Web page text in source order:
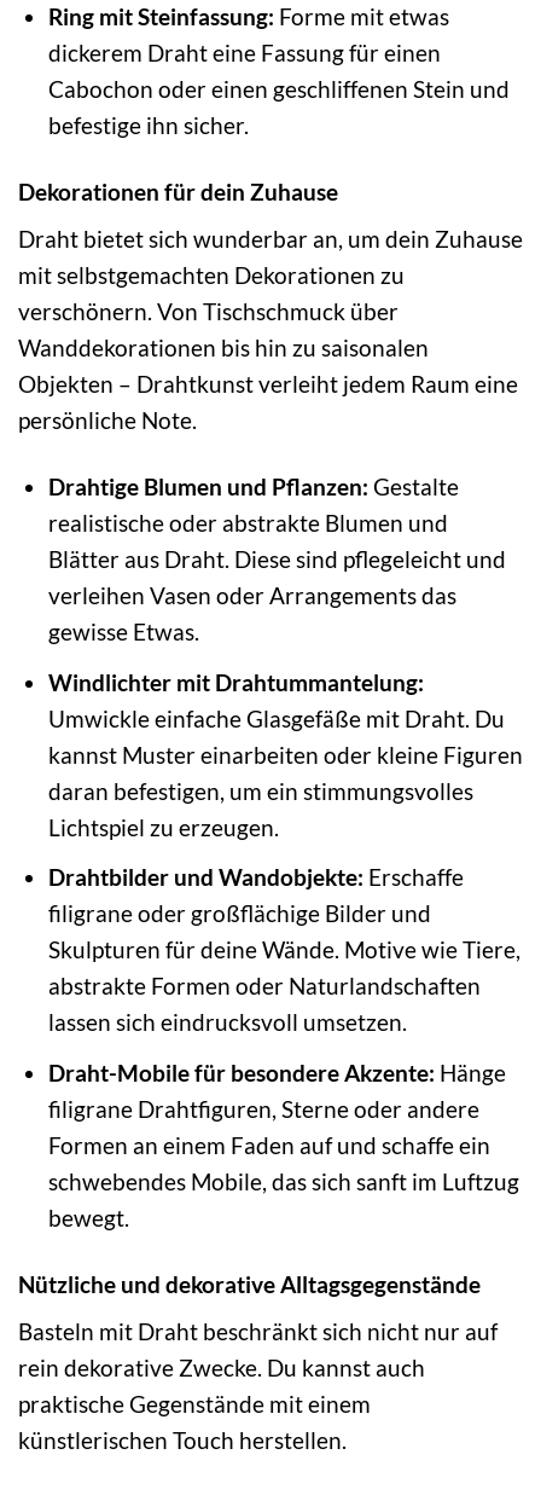
Ring mit Steinfassung: Forme mit etwas
dickerem Draht eine Fassung für einen
Cabochon oder einen geschliffenen Stein und
befestige ihn sicher.
Dekorationen für dein Zuhause
Draht bietet sich wunderbar an, um dein Zuhause
mit selbstgemachten Dekorationen zu
verschönern. Von Tischschmuck über
Wanddekorationen bis hin zu saisonalen
Objekten – Drahtkunst verleiht jedem Raum eine
persönliche Note.
Drahtige Blumen und Pflanzen: Gestalte
realistische oder abstrakte Blumen und
Blätter aus Draht. Diese sind pflegeleicht und
verleihen Vasen oder Arrangements das
gewisse Etwas.
Windlichter mit Drahtummantelung:
Umwickle einfache Glasgefäße mit Draht. Du
kannst Muster einarbeiten oder kleine Figuren
daran befestigen, um ein stimmungsvolles
Lichtspiel zu erzeugen.
Drahtbilder und Wandobjekte: Erschaffe
filigrane oder großflächige Bilder und
Skulpturen für deine Wände. Motive wie Tiere,
abstrakte Formen oder Naturlandschaften
lassen sich eindrucksvoll umsetzen.
Draht-Mobile für besondere Akzente: Hänge
filigrane Drahtfiguren, Sterne oder andere
Formen an einem Faden auf und schaffe ein
schwebendes Mobile, das sich sanft im Luftzug
bewegt.
Nützliche und dekorative Alltagsgegenstände
Basteln mit Draht beschränkt sich nicht nur auf
rein dekorative Zwecke. Du kannst auch
praktische Gegenstände mit einem
künstlerischen Touch herstellen.